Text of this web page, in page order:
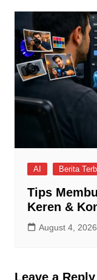
AI Berita
Tips
Keren &
August 4, 2026
Leave a Reply